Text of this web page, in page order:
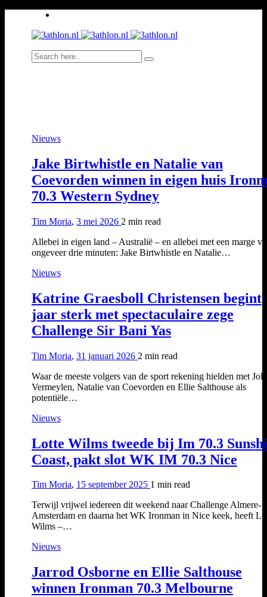
Nieuws
Jake Birtwhistle en Natalie van
Coevorden winnen in eigen huis
70.3 Western Sydney
Tim Moria, 3 mei 2026 2 min read
Allebei in eigen land – Australië – en allebei met een marge
ongeveer drie minuten: Jake Birtwhistle en Natalie…
Nieuws
Katrine Graesboll Christensen begint
jaar sterk met spectaculaire zege
Challenge Sir Bani Yas
Tim Moria, 31 januari 2026 2 min read
Waar de meeste volgers van de sport rekening hielden met
Vermeylen, Natalie van Coevorden en Ellie Salthouse als
potentiële…
Nieuws
Lotte Wilms tweede bij Im 70.3
Coast, pakt slot WK IM 70.3 Nice
Tim Moria, 15 september 2025 1 min read
Terwijl vrijwel iedereen dit weekend naar Challenge Almere-
Amsterdam en daarna het WK Ironman in Nice keek, heeft
Wilms –…
Nieuws
Jarrod Osborne en Ellie Salthouse
winnen Ironman 70.3 Melbourne